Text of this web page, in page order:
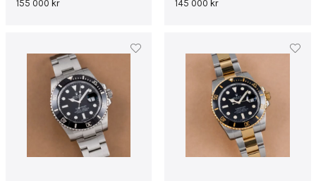
155 000 kr
145 000 kr